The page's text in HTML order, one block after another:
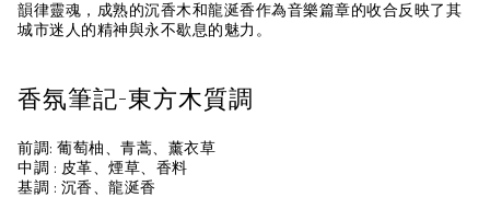
韻律靈魂，成熟的沉香木和龍涎香作為音樂篇章的收合反映了其
城市迷人的精神與永不歇息的魅力。
香氛筆記-東方木質調
前調: 葡萄柚、青蒿、薰衣草
中調 : 皮革、煙草、香料
基調 : 沉香、龍涎香